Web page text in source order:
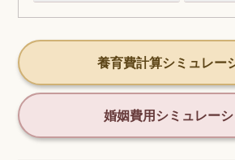
養育費計算シミュレー
婚姻費用シミュレー